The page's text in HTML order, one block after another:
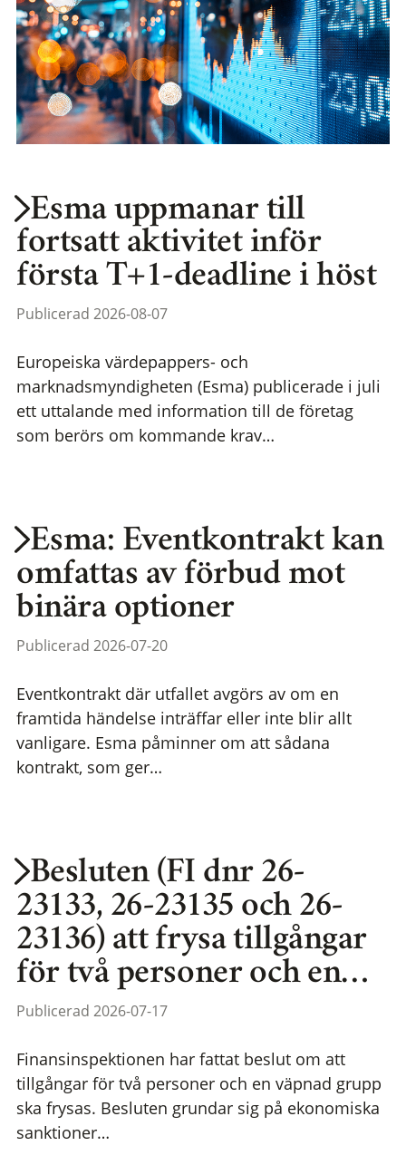
Esma uppmanar till
fortsatt aktivitet inför
första T+1-deadline i höst
Publicerad 2026-08-07
Europeiska värdepappers- och
marknadsmyndigheten (Esma) publicerade i juli
ett uttalande med information till de företag
som berörs om kommande krav…
Esma: Eventkontrakt kan
omfattas av förbud mot
binära optioner
Publicerad 2026-07-20
Eventkontrakt där utfallet avgörs av om en
framtida händelse inträffar eller inte blir allt
vanligare. Esma påminner om att sådana
kontrakt, som ger…
Besluten (FI dnr 26-
23133, 26-23135 och 26-
23136) att frysa tillgångar
för två personer och en…
Publicerad 2026-07-17
Finansinspektionen har fattat beslut om att
tillgångar för två personer och en väpnad grupp
ska frysas. Besluten grundar sig på ekonomiska
sanktioner…